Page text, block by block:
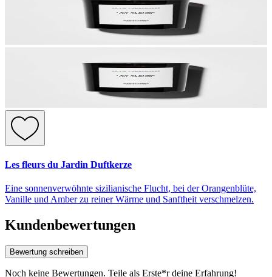
Les fleurs du Jardin Duftkerze
Eine sonnenverwöhnte sizilianische Flucht, bei der Orangenblüte,
Vanille und Amber zu reiner Wärme und Sanftheit verschmelzen.
Kundenbewertungen
Bewertung schreiben
Noch keine Bewertungen. Teile als Erste*r deine Erfahrung!